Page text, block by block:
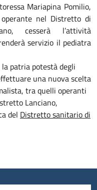
Mariapina Pomilio,
nel Distretto di
cesserà l’attività
servizio il pediatra
patria potestà degli
una nuova scelta
tra quelli operanti
Lanciano,
del Distretto sanitario di